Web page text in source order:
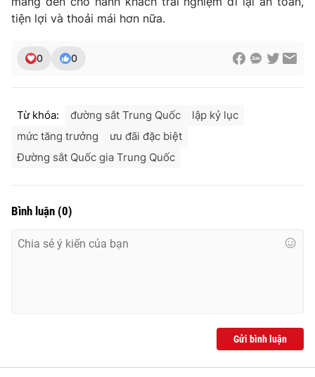
® Cấm sao chép dưới mọi hình thức nếu không có sự chấp
tiện lợi và thoải mái hơn nữa.
0 0
Từ khóa: đường sắt Trung Quốc
lập kỷ lục
mức tăng trưởng
ưu đãi đặc biệt
Đường sắt Quốc gia Trung Quốc
Bình luận (0)
Gửi bình luận